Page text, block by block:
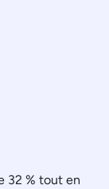
32 % tout en